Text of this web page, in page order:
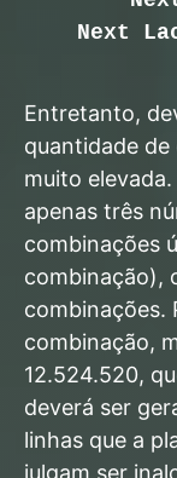
Next
Entretanto,
quantidade de
muito
apenas três
combinações
combinação),
combinações.
combinação,
12.524.520,
deverá ser
linhas que a
julgam ser